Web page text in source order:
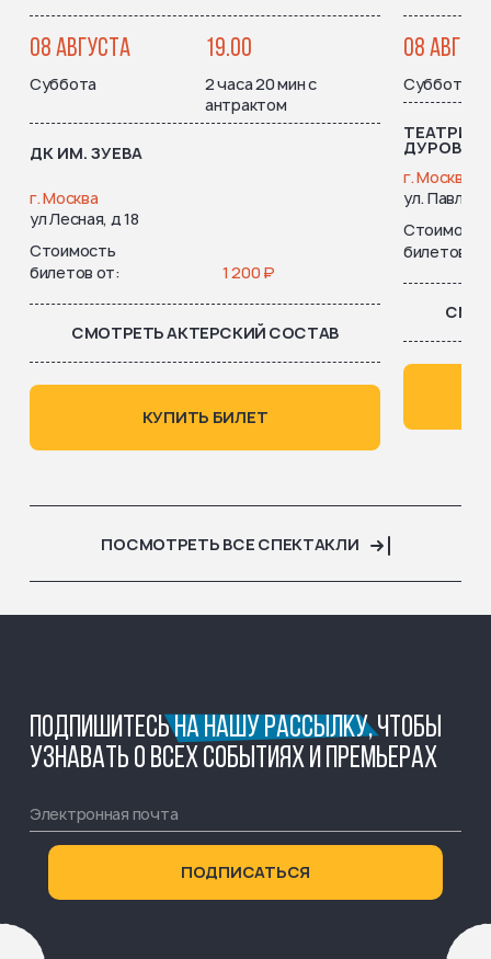
08 АВГУСТА
Суббота
19.00
2 часа 20 мин с
антрактом
ДК ИМ. ЗУЕВА
г. Москва
ул Лесная, д 18
Стоимость
билетов от
1 200 ₽
СМОТРЕТЬ АКТЕРСКИЙ СОСТАВ
КУПИТЬ БИЛЕТ
08
Суббота
ДУРОВОЙ
г. Москва
ул.
Стоимость
билетов от
ПОСМОТРЕТЬ ВСЕ СПЕКТАКЛИ
ПОДПИШИТЕСЬНА НАШУ РАССЫЛКУ,ЧТОБЫ
УЗНАВАТЬ О ВСЕХ СОБЫТИЯХ И ПРЕМЬЕРАХ